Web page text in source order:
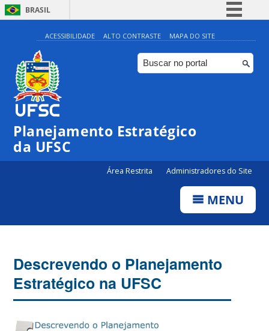
BRASIL
Simplifique!
Comunica BR
Participe
Canais
ACESSIBILIDADE ALTO CONTRASTE MAPA DO SITE
Planejamento Estratégico
da UFSC
Área Restrita Administradores do Site
MENU
Descrevendo o Planejamento
Estratégico na UFSC